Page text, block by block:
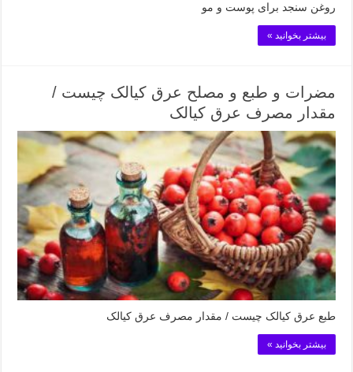
روغن سنجد برای پوست و مو
بیشتر بخوانید »
مضرات و طبع و مصلح عرق کیالک چیست /
مقدار مصرف عرق کیالک
طبع عرق کیالک چیست / مقدار مصرف عرق کیالک
بیشتر بخوانید »